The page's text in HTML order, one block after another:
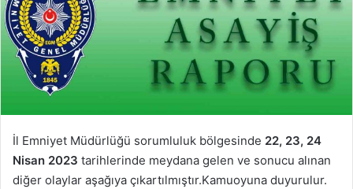
İl Emniyet Müdürlüğü sorumluluk bölgesinde 22, 23, 24
Nisan 2023 tarihlerinde meydana gelen ve sonucu alınan
diğer olaylar aşağıya çıkartılmıştır.Kamuoyuna duyurulur.